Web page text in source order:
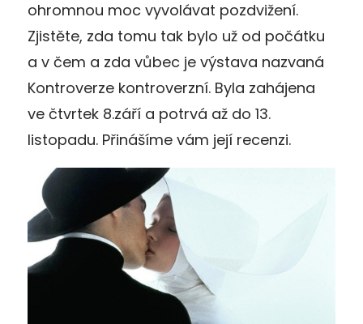
ohromnou moc vyvolávat pozdvižení.
Zjistěte, zda tomu tak bylo už od počátku
a v čem a zda vůbec je výstava nazvaná
Kontroverze kontroverzní. Byla zahájena
ve čtvrtek 8.září a potrvá až do 13.
listopadu. Přinášíme vám její recenzi.